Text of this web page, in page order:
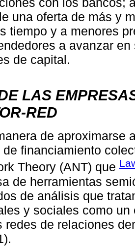
una oferta de más y
tiempo y a menores
a avanzar
de capital.
LAS
RED
de aproximarse
de financiamiento
Theory (ANT) que
de herramientas
de análisis que
y sociales como
redes de relaciones